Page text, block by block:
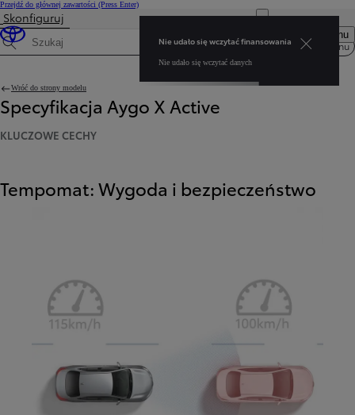
Przejdź do głównej zawartości (Press Enter)
Otwórz menu
Nie udało się wczytać finansowania Nie udało się wczytać danych
Nie udało się wczytać finansowania
Nie udało się wczytać danych
Skonfiguruj
Wyszukaj dane techniczne Menu
Wróć do strony modelu
Specyfikacja Aygo X Active
KLUCZOWE CECHY
Tempomat: Wygoda i bezpieczeństwo